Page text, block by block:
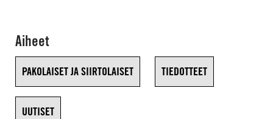
Aiheet
PAKOLAISET JA SIIRTOLAISET TIEDOTTEET
UUTISET